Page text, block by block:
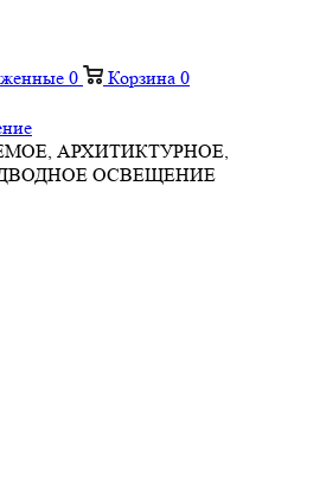
0 Корзина 0
АРХИТИКТУРНОЕ,
ОСВЕЩЕНИЕ